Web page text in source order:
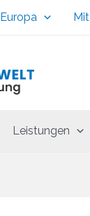
Europa
Leistungen